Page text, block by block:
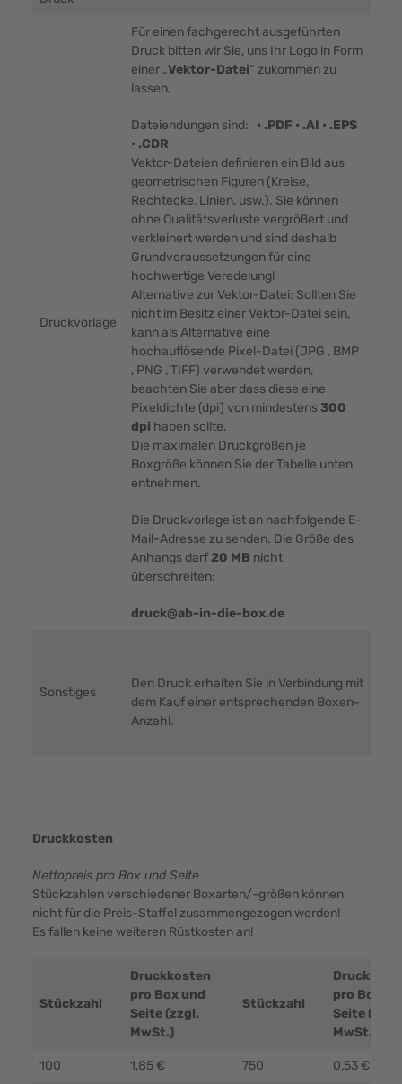
Druckvorlage
Für einen fachgerecht ausgeführten
Druck bitten wir Sie, uns Ihr Logo in Form
einer „Vektor-Datei“ zukommen zu
lassen,
Dateiendungen sind: • .PDF • .AI • .EPS
• .CDR
Vektor-Dateien definieren ein Bild aus
geometrischen Figuren (Kreise,
Rechtecke, Linien, usw.). Sie können
ohne Qualitätsverluste vergrößert und
verkleinert werden und sind deshalb
Grundvoraussetzungen für eine
hochwertige Veredelung!
Alternative zur Vektor-Datei: Sollten Sie
nicht im Besitz einer Vektor-Datei sein,
kann als Alternative eine
hochauflösende Pixel-Datei (JPG , BMP
, PNG , TIFF) verwendet werden,
beachten Sie aber dass diese eine
Pixeldichte (dpi) von mindestens300
dpi haben sollte.
Die maximalen Druckgrößen je
Boxgröße können Sie der Tabelle unten
entnehmen.
Die Druckvorlage ist an nachfolgende E-
Mail-Adresse zu senden. Die Größe des
Anhangs darf20 MB nicht
überschreiten:
druck@ab-in-die-box.de
Sonstiges
Den Druck erhalten Sie in Verbindung mit
dem Kauf einer entsprechenden Boxen-
Anzahl.
Druckkosten
Nettopreis pro Box und Seite
Stückzahlen verschiedener Boxarten/-größen können
nicht für die Preis-Staffel zusammengezogen werden!
Es fallen keine weiteren Rüstkosten an!
Stückzahl
Druckkosten
pro Box und
Seite (zzgl.
MwSt.)
Stückzahl
pro Box
Seite (zzgl.
MwSt.)
100 1,85 € 750 0,53 €